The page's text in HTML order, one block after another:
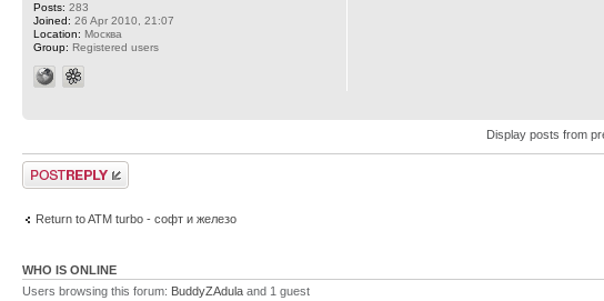
Posts: 283
Joined: 26 Apr 2010, 21:07
Location: Москва
Group: Registered users
Display posts from
Post a reply
Return to ATM turbo - софт и железо
WHO IS ONLINE
Users browsing this forum: BuddyZAdula and 1 guest